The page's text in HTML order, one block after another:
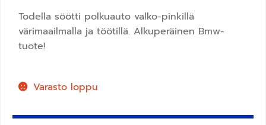
Todella söötti polkuauto valko-pinkillä
värimaailmalla ja töötillä. Alkuperäinen Bmw-
tuote!
Varasto loppu